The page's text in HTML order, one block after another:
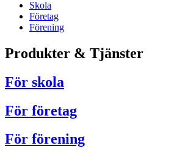
Skola
Företag
Förening
Produkter & Tjänster
För skola
För företag
För förening